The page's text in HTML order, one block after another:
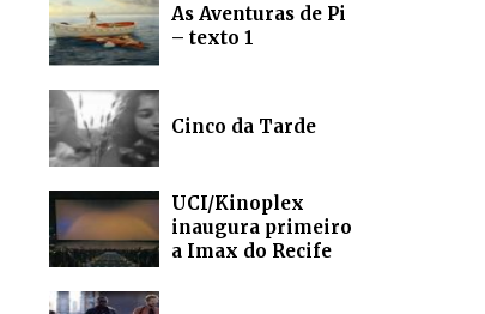
As Aventuras de Pi
– texto 1
Cinco da Tarde
UCI/Kinoplex
inaugura primeiro
a Imax do Recife